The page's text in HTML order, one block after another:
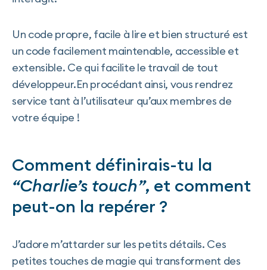
Un code propre, facile à lire et bien structuré est
un code facilement maintenable, accessible et
extensible. Ce qui facilite le travail de tout
développeur.En procédant ainsi, vous rendrez
service tant à l’utilisateur qu’aux membres de
votre équipe !
Comment définirais-tu la
“Charlie’s touch”, et comment
peut-on la repérer ?
J’adore m’attarder sur les petits détails. Ces
petites touches de magie qui transforment des